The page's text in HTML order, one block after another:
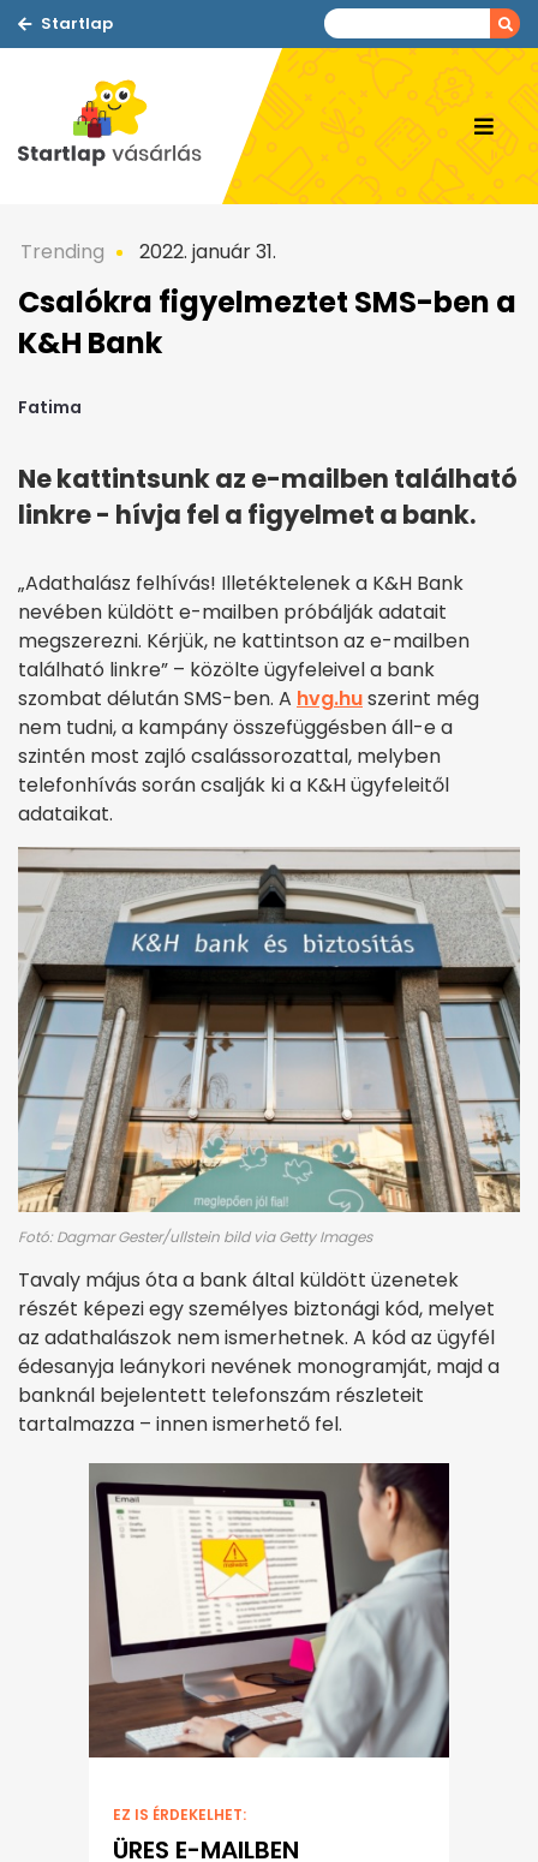
Startlap
Trending 2022. január 31.
Csalókra figyelmeztet SMS-ben a
K&H Bank
Fatima
Ne kattintsunk az e-mailben található
linkre - hívja fel a figyelmet a bank.
„Adathalász felhívás! Illetéktelenek a K&H Bank
nevében küldött e-mailben próbálják adatait
megszerezni. Kérjük, ne kattintson az e-mailben
található linkre” – közölte ügyfeleivel a bank
szombat délután SMS-ben. A hvg.huszerint még
nem tudni, a kampány összefüggésben áll-e a
szintén most zajló csalássorozattal, melyben
telefonhívás során csalják ki a K&H ügyfeleitől
adataikat.
Fotó: Dagmar Gester/ullstein bild via Getty Images
Tavaly május óta a bank által küldött üzenetek
részét képezi egy személyes biztonági kód, melyet
az adathalászok nem ismerhetnek. A kód az ügyfél
édesanyja leánykori nevének monogramját, majd a
banknál bejelentett telefonszám részleteit
tartalmazza – innen ismerhető fel.
EZ IS ÉRDEKELHET:
ÜRES E-MAILBEN